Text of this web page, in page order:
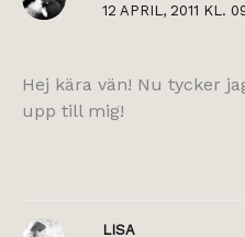
12 APRIL, 2011 KL.
Hej kära vän! Nu tycker
upp till mig!
LISA